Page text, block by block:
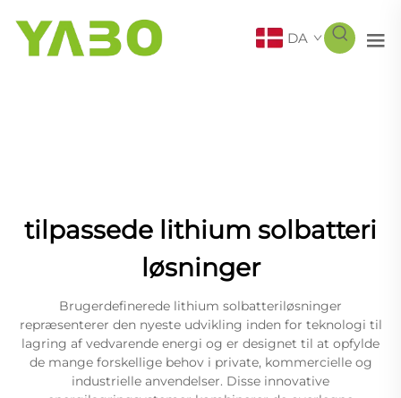
DA
tilpassede lithium solbatteri
løsninger
Brugerdefinerede lithium solbatteriløsninger
repræsenterer den nyeste udvikling inden for teknologi til
lagring af vedvarende energi og er designet til at opfylde
de mange forskellige behov i private, kommercielle og
industrielle anvendelser. Disse innovative